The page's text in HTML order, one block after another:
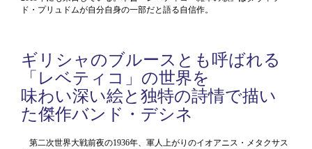
ド・プリュドムが自分自身の一部だと語る自信作。
ギリシャのブルースとも呼ばれる
「レベティコ」の世界を
味わい深い絵と独特の詩情で描い
た傑作バンド・デシネ
第二次世界大戦前夜の1936年、軍人上がりのイオアニス・メタクサス